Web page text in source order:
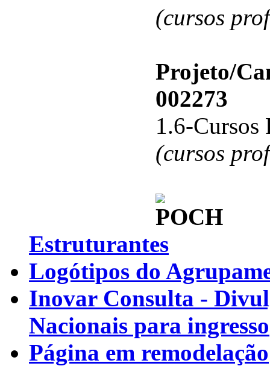
(cursos
Projeto/
002273
1.6-Cursos
(cursos
Estruturantes
Logótipos do
Inovar Consulta -
Nacionais para ingresso
Página em remodelação